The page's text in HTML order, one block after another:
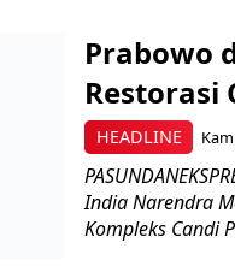
HEADLINE
Prabowo
Restorasi
India Narendra
Kompleks Candi